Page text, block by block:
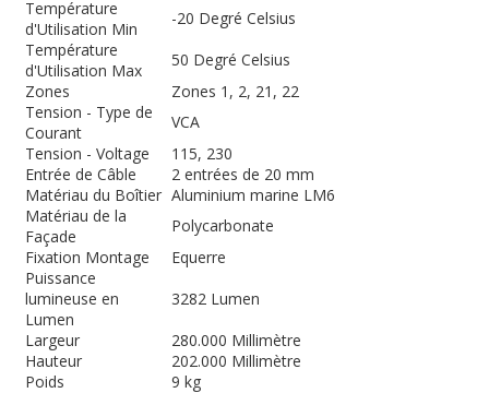
Température
d'Utilisation Min
-20 Degré Celsius
Température
d'Utilisation Max
50 Degré Celsius
Zones
Zones 1, 2, 21, 22
Tension - Type de
Courant
VCA
Tension - Voltage
115, 230
Entrée de Câble
2 entrées de 20 mm
Matériau du Boîtier Aluminium marine LM6
Matériau de la
Façade
Polycarbonate
Fixation Montage
Equerre
Puissance
lumineuse en
Lumen
3282 Lumen
Largeur
280.000 Millimètre
Hauteur
202.000 Millimètre
Poids
9 kg